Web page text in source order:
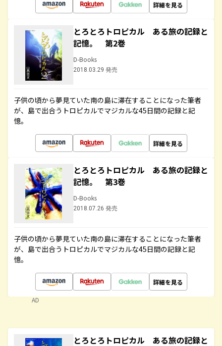
詳細を見る
とろとろトロピカル ある旅の記録と
記憶。 第2巻
D-Books
2018.03.29 発売
子供の頃から夢見ていた南の島に滞在することになった筆者
が、島で出合うトロピカルでマジカルな45日間の記録と記
憶。
詳細を見る
とろとろトロピカル ある旅の記録と
記憶。 第3巻
D-Books
2018.07.26 発売
子供の頃から夢見ていた南の島に滞在することになった筆者
が、島で出合うトロピカルでマジカルな45日間の記録と記
憶。
詳細を見る
AD
とろとろトロピカル ある旅の記録と